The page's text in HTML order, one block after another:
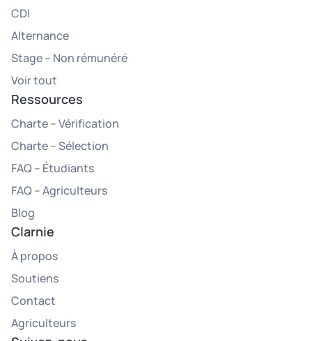
CDI
Alternance
Stage – Non rémunéré
Voir tout
Ressources
Charte – Vérification
Charte – Sélection
FAQ – Étudiants
FAQ – Agriculteurs
Blog
Clarnie
À propos
Soutiens
Contact
Agriculteurs